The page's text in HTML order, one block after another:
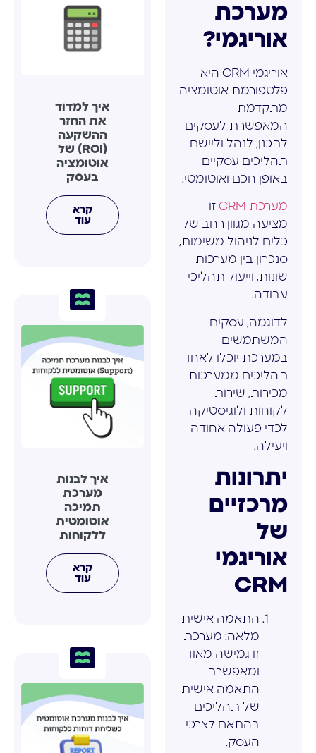
מערכת
אוריגמי?
אוריגמי CRM היא
פלטפורמת אוטומציה
מתקדמת
המאפשרת לעסקים
לתכנן, לנהל וליישם
תהליכים עסקיים
באופן חכם ואוטומטי.
מערכת CRM
זו
מציעה מגוון רחב של
כלים לניהול משימות,
סנכרון בין מערכות
שונות, וייעול תהליכי
עבודה.
לדוגמה, עסקים
המשתמשים
במערכת יוכלו לאחד
תהליכים ממערכות
מכירות, שירות
לקוחות ולוגיסטיקה
לכדי פעולה אחודה
ויעילה.
יתרונות
מרכזיים
של
אוריגמי
CRM
התאמה אישית
מלאה: מערכת
זו גמישה מאוד
ומאפשרת
התאמה אישית
של תהליכים
בהתאם לצרכי
העסק.
איך למדוד
את החזר
ההשקעה
(ROI) של
אוטומציה
בעסק
קרא
עוד
איך לבנות
מערכת
תמיכה
אוטומטית
ללקוחות
קרא
עוד